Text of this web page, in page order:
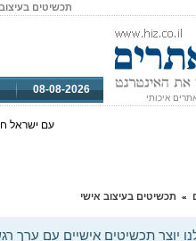
תכשיטים
איכותי
08-08-2026
עם ישראל
» תכשיטים בעיצוב אישי
יוצר תכשיטים אישיים עם ערך